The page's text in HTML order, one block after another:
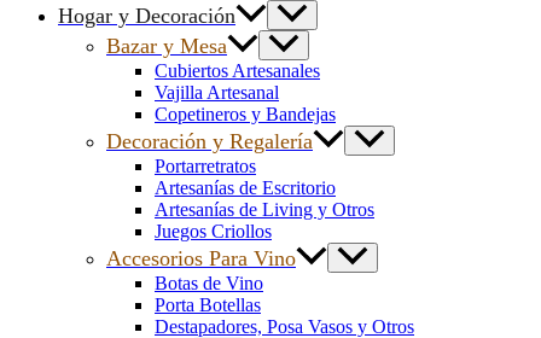
Hogar y Decoración
Bazar y Mesa
Cubiertos Artesanales
Vajilla Artesanal
Copetineros y Bandejas
Decoración y Regalería
Portarretratos
Artesanías de Escritorio
Artesanías de Living y Otros
Juegos Criollos
Accesorios Para Vino
Botas de Vino
Porta Botellas
Destapadores, Posa Vasos y Otros